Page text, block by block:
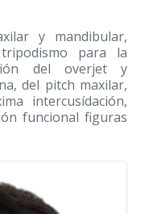
y mandibular,
para la
del overjet y
del pitch maxilar,
intercusídación,
funcional figuras